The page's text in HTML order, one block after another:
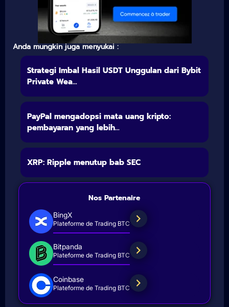
Anda mungkin juga menyukai :
Strategi Imbal Hasil USDT Unggulan dari Bybit
Private Wea...
PayPal mengadopsi mata uang kripto:
pembayaran yang lebih...
XRP: Ripple menutup bab SEC
Nos Partenaire
BingX
Plateforme de Trading BTC
Bitpanda
Plateforme de Trading BTC
Coinbase
Plateforme de Trading BTC